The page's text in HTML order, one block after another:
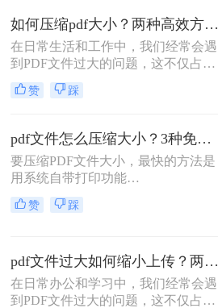
解操作步骤，您可根据文件数量、压
缩质量要求和隐私需求快速选择最合
适的方法。
如何压缩pdf大小？两种高效方法详解！
在日常生活和工作中，我们经常会遇
到PDF文件过大的问题，这不仅占用
了大量的存储空间，还降低了文件的
传输效率。因此，掌握几种有效的
何压缩pdf大小呢？本文将介绍两种常
用的PDF压缩方法，以帮助您更好地
压缩PDF文件。
赞 踩
pdf文件怎么压缩大小？3种免费+1种专业方法全攻略（附决策表）！
要压缩PDF文件大小，最快的方法是
用系统自带打印功能
（Windows/macOS均支持）或在线免
费工具（如PDFmao、转转大师）直
业软件「转转大师PDF转换器」——
它支持自定义压缩等级、图片重采
样，且完全本地处理，安全无广告。
赞 踩
pdf文件过大如何缩小上传？两种缩小并上传的有效方法!
在日常办公和学习中，我们经常会遇
到PDF文件过大的问题，这不仅占用